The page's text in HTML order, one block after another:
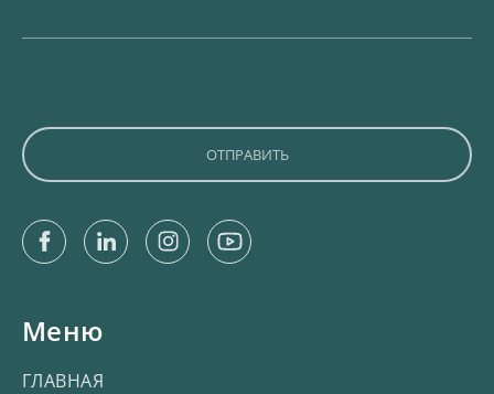
FacebookLinkedinInstagramYoutube
Меню
ГЛАВНАЯ